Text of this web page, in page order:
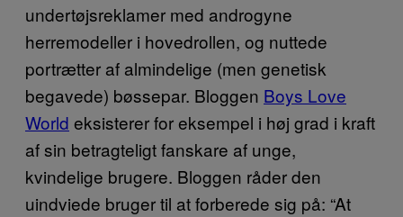
undertøjsreklamer med androgyne
herremodeller i hovedrollen, og nuttede
portrætter af almindelige (men genetisk
begavede) bøssepar. Bloggen Boys Love
World eksisterer for eksempel i høj grad i kraft
af sin betragteligt fanskare af unge,
kvindelige brugere. Bloggen råder den
uindviede bruger til at forberede sig på: “At